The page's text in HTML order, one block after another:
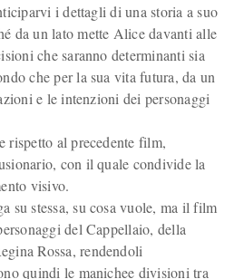
i dettagli di una storia a suo
da un lato mette Alice davanti alle
che saranno determinanti sia
che per la sua vita futura, da un
e le intenzioni dei personaggi
rispetto al precedente film,
con il quale condivide la
visivo.
su stessa, su cosa vuole, ma il film
del Cappellaio, della
Rossa, rendendoli
quindi le manichee divisioni tra